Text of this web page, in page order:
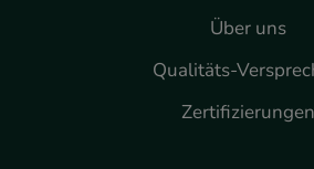
Über uns
Qualitäts-
Zertifizierungen